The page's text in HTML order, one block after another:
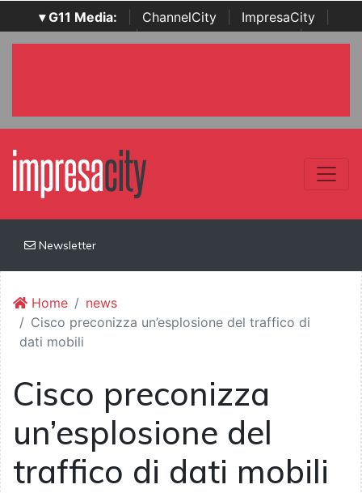
▾ G11 Media: ChannelCity ImpresaCity
SecurityOpenLab | Italian Channel Awards | Italian
Newsletter
Home
news
Cisco preconizza un’esplosione del traffico di
dati mobili
Cisco preconizza
un’esplosione del
traffico di dati mobili